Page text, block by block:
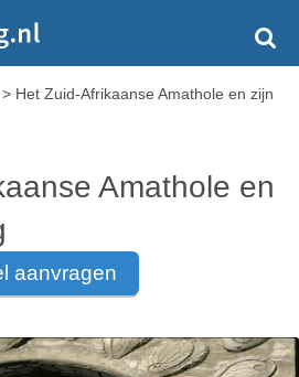
> Het Zuid-Afrikaanse Amathole en zijn
Amathole en
aanvragen